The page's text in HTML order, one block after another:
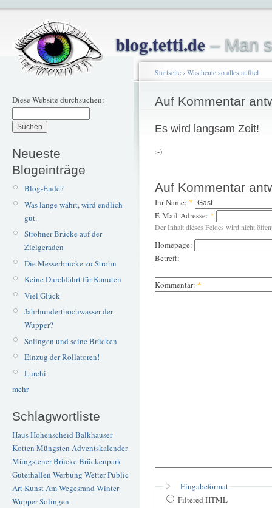
blog.tetti.de– Man
Diese Website durchsuchen:
Neueste
Blogeinträge
Blog-Ende?
Was lange währt, wird endlich
gut.
Strohner Brücke auf der
Zielgeraden
Die Messerbrücke zu Strohn
Keine Durchfahrt für Kanuten
Viel Glück
Jahrhunderthochwasser der
Wupper?
Solingen und seine Brücken
Einzug der Rollatoren!
Lurchi
mehr
Schlagwortliste
Haus Hohenscheid Balkhauser
Kotten Müngsten Adventskalender
Müngstener BrückeBrückenpark
Güterhallen Werbung WetterPublic
ArtKunstAm Wegesrand Winter
WupperSolingen
Startseite› Was heute so alles auffiel
Auf Kommentar
Es wird langsam Zeit!
:-)
Auf Kommentar
Ihr Name: *
E-Mail-Adresse: *
Der Inhalt dieses Feldes wird nicht
Homepage:
Betreff:
Kommentar: *
Eingabeformat
Filtered HTML